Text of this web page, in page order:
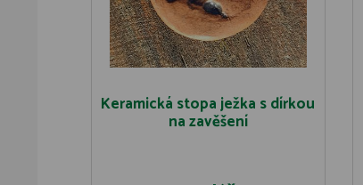
Keramická stopa ježka s dírkou
na zavěšení